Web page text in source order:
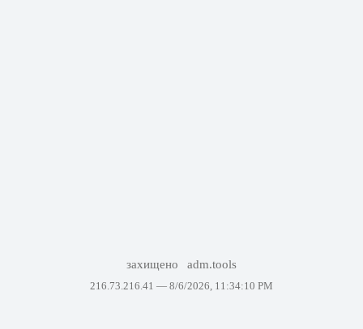
захищено adm.tools
216.73.216.41 — 8/6/2026, 11:34:10 PM